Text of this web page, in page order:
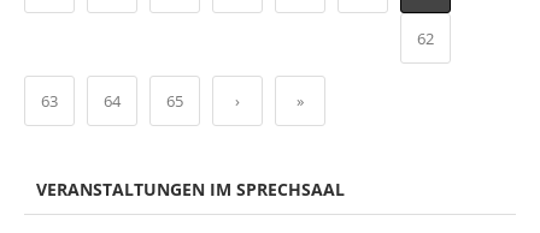
62
63 64 65 › »
VERANSTALTUNGEN IM SPRECHSAAL